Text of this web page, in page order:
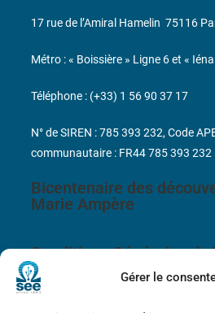
Gérer le
Bicentenaire des
Marie Ampère
Conditions Générales de
17 rue de l’Amiral Hamelin 75116
Métro : « Boissière » Ligne 6 et «
Téléphone : (+33) 1 56 90 37 17
N° de SIREN : 785 393 232, Code
communautaire : FR44 785 393 232